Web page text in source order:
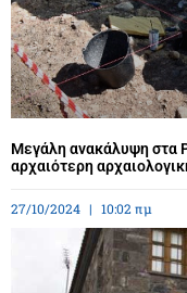
Μεγάλη ανακάλυψη στα
αρχαιότερη
27/10/2024 10:02 πμ